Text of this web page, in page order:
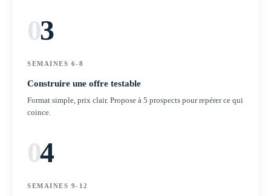
03
SEMAINES 6-8
Construire une offre testable
Format simple, prix clair. Propose à 5 prospects pour repérer ce qui
coince.
04
SEMAINES 9-12